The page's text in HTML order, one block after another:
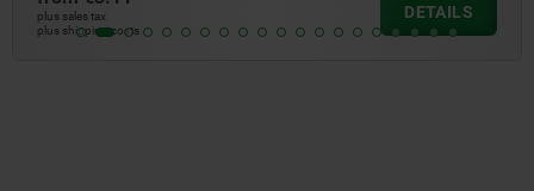
plus shipping costs